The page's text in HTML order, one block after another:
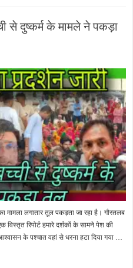
से दुष्कर्म के मामले ने पकड़ा
मामला लगातार तूल पकड़ता जा रहा है। गौरतलब
रिपोर्ट हमारे दर्शकों के सामने पेश की
के पश्चात वहां से धरना हटा दिया गया …